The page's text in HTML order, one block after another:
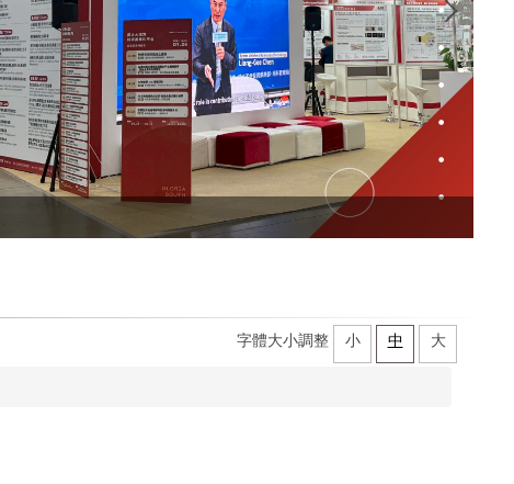
字體大小調整 小 中 大